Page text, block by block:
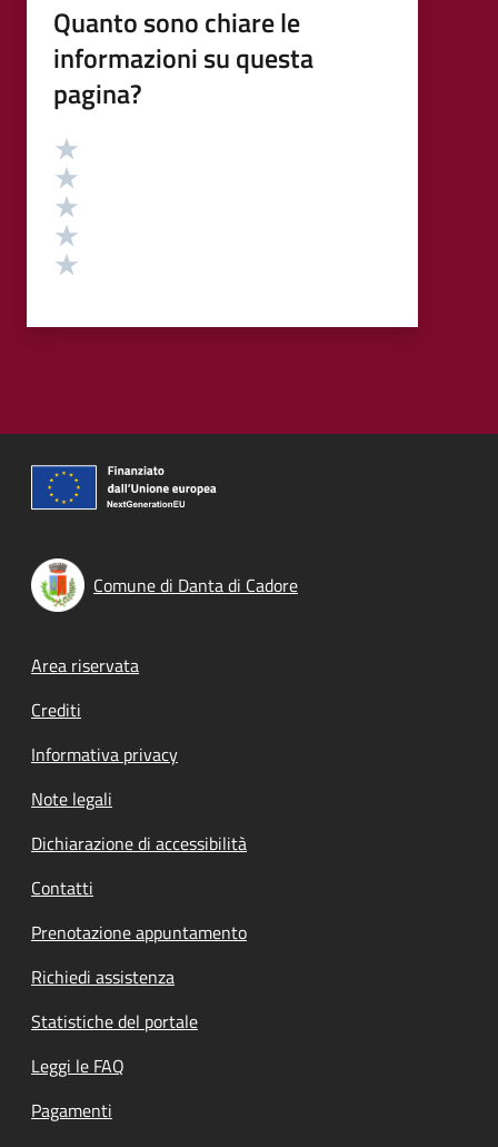
Quanto sono chiare le
informazioni su questa
pagina?
Valutazione
Comune di Danta di Cadore
Footer menu
Area riservata
Crediti
Informativa privacy
Note legali
Dichiarazione di accessibilità
Contatti
Prenotazione appuntamento
Richiedi assistenza
Statistiche del portale
Leggi le FAQ
Pagamenti